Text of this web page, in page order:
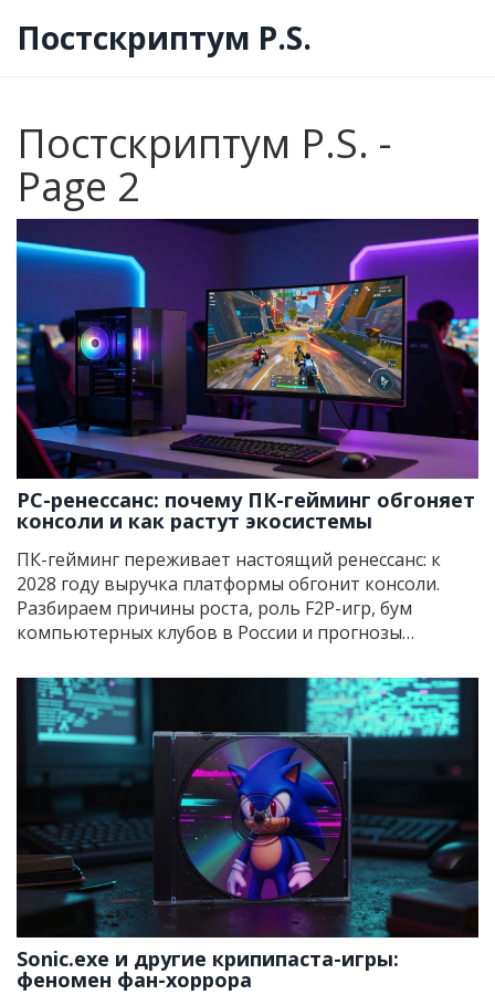
Постскриптум P.S.
Постскриптум P.S. -
Page 2
PC-ренессанс: почему ПК-гейминг обгоняет
консоли и как растут экосистемы
ПК-гейминг переживает настоящий ренессанс: к
2028 году выручка платформы обгонит консоли.
Разбираем причины роста, роль F2P-игр, бум
компьютерных клубов в России и прогнозы
Sonic.exe и другие крипипаста-игры:
феномен фан-хоррора